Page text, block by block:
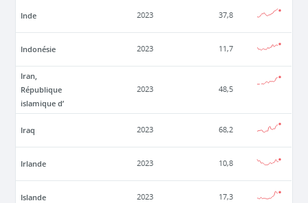
Inde 2023 37,8
Indonésie 2023 11,7
Iran,
République
islamique d’
2023 48,5
Iraq 2023 68,2
Irlande 2023 10,8
Islande 2023 17,3